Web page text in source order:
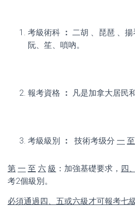
考級術科 ：
二胡 、琵琶 、
阮、笙、嗩吶。
報考資格 ： 凡是加拿大居民
考級級別 ： 技術考级分 一 至
第 一 至 六 級 ：加強基礎要求， 四
考2個級別。
必須通過四、五或六級才可報考七